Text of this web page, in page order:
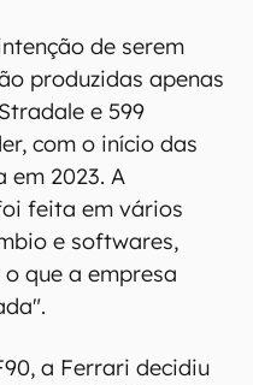
de serem
produzidas apenas
e 599
com o início das
em 2023. A
feita em vários
e softwares,
que a empresa
a Ferrari decidiu